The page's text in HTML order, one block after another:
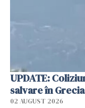
UPDATE:
salvare în
02 AUGUST 2026